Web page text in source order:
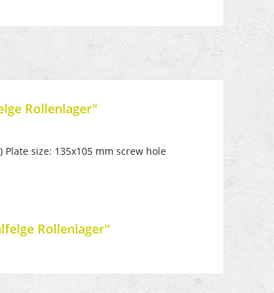
Rollenlager"
size: 135x105 mm screw hole
Rollenlager"